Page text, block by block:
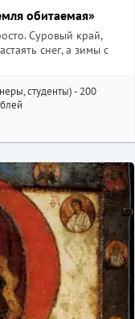
обитаемая»
Суровый край,
снег, а зимы с
студенты) - 200